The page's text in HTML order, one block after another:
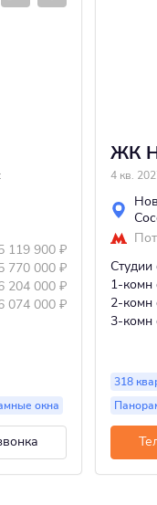
119 900 ₽
770 000 ₽
204 000 ₽
074 000 ₽
окна
ЖК
4 кв.
Студии
1-комн
2-комн
3-комн
318